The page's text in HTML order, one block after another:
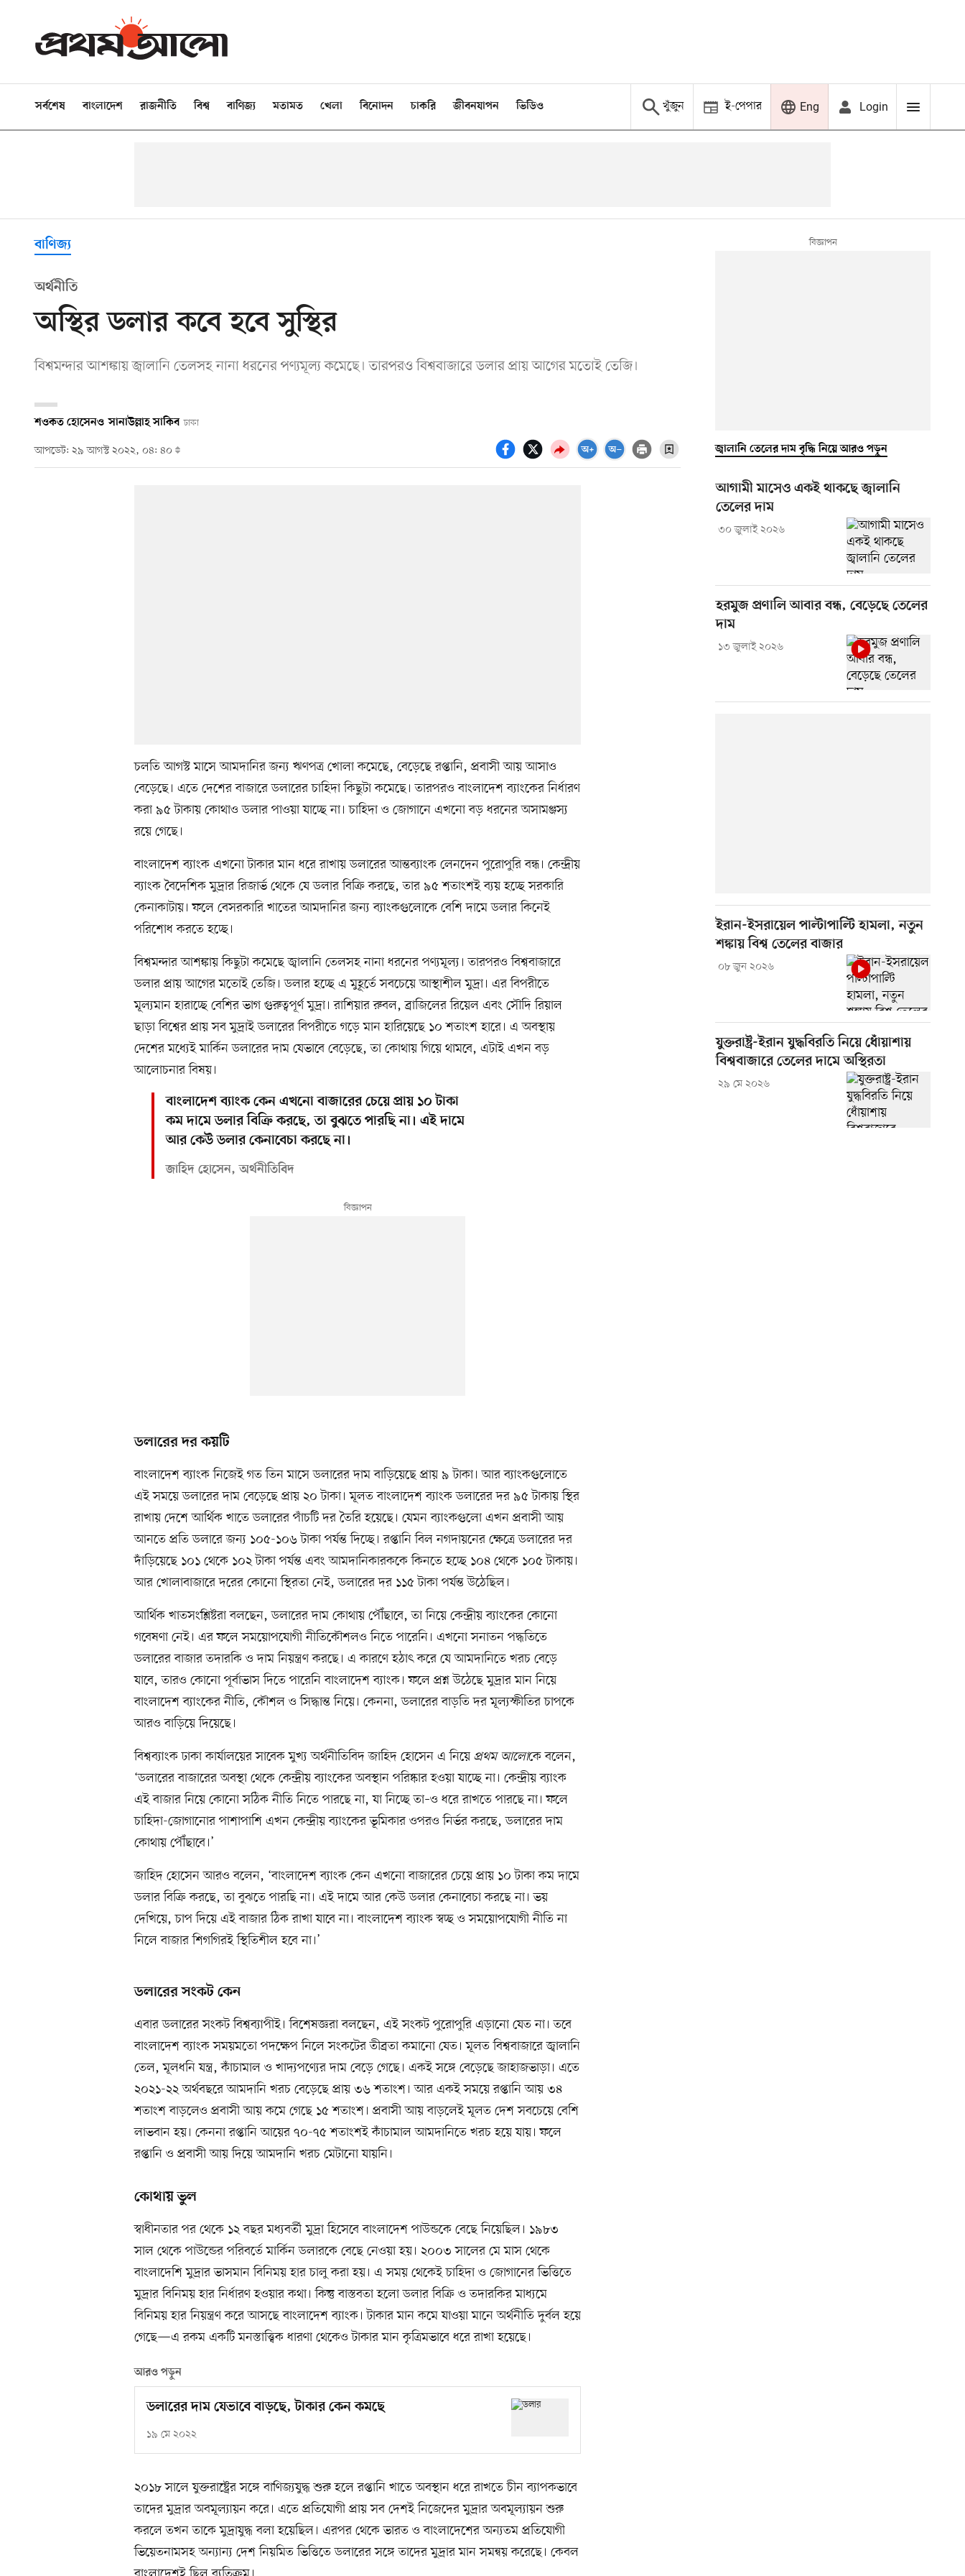
সর্বশেষ বাংলাদেশ রাজনীতি বিশ্ব বাণিজ্য মতামত খেলা বিনোদন চাকরি জীবনযাপন ভিডিও খুঁজুন ই-পেপার Eng Login
বাণিজ্য
অর্থনীতি
অস্থির ডলার কবে হবে সুস্থির
বিশ্বমন্দার আশঙ্কায় জ্বালানি তেলসহ নানা ধরনের পণ্যমূল্য কমেছে। তারপরও বিশ্ববাজারে ডলার প্রায় আগের মতোই তেজি।
শওকত হোসেনও সানাউল্লাহ সাকিব ঢাকা
আপডেট: ২৯ আগস্ট ২০২২, ০৪: ৪০
চলতি আগস্ট মাসে আমদানির জন্য ঋণপত্র খোলা কমেছে, বেড়েছে রপ্তানি, প্রবাসী আয় আসাও
বেড়েছে। এতে দেশের বাজারে ডলারের চাহিদা কিছুটা কমেছে। তারপরও বাংলাদেশ ব্যাংকের নির্ধারণ
করা ৯৫ টাকায় কোথাও ডলার পাওয়া যাচ্ছে না। চাহিদা ও জোগানে এখনো বড় ধরনের অসামঞ্জস্য
রয়ে গেছে।
বাংলাদেশ ব্যাংক এখনো টাকার মান ধরে রাখায় ডলারের আন্তব্যাংক লেনদেন পুরোপুরি বন্ধ। কেন্দ্রীয়
ব্যাংক বৈদেশিক মুদ্রার রিজার্ভ থেকে যে ডলার বিক্রি করছে, তার ৯৫ শতাংশই ব্যয় হচ্ছে সরকারি
কেনাকাটায়। ফলে বেসরকারি খাতের আমদানির জন্য ব্যাংকগুলোকে বেশি দামে ডলার কিনেই
পরিশোধ করতে হচ্ছে।
বিশ্বমন্দার আশঙ্কায় কিছুটা কমেছে জ্বালানি তেলসহ নানা ধরনের পণ্যমূল্য। তারপরও বিশ্ববাজারে
ডলার প্রায় আগের মতোই তেজি। ডলার হচ্ছে এ মুহূর্তে সবচেয়ে আস্থাশীল মুদ্রা। এর বিপরীতে
মূল্যমান হারাচ্ছে বেশির ভাগ গুরুত্বপূর্ণ মুদ্রা। রাশিয়ার রুবল, ব্রাজিলের রিয়েল এবং সৌদি রিয়াল
ছাড়া বিশ্বের প্রায় সব মুদ্রাই ডলারের বিপরীতে গড়ে মান হারিয়েছে ১০ শতাংশ হারে। এ অবস্থায়
দেশের মধ্যেই মার্কিন ডলারের দাম যেভাবে বেড়েছে, তা কোথায় গিয়ে থামবে, এটাই এখন বড়
আলোচনার বিষয়।
বাংলাদেশ ব্যাংক কেন এখনো বাজারের চেয়ে প্রায় ১০ টাকা
কম দামে ডলার বিক্রি করছে, তা বুঝতে পারছি না। এই দামে
আর কেউ ডলার কেনাবেচা করছে না।
জাহিদ হোসেন, অর্থনীতিবিদ
ডলারের দর কয়টি
বাংলাদেশ ব্যাংক নিজেই গত তিন মাসে ডলারের দাম বাড়িয়েছে প্রায় ৯ টাকা। আর ব্যাংকগুলোতে
এই সময়ে ডলারের দাম বেড়েছে প্রায় ২০ টাকা। মূলত বাংলাদেশ ব্যাংক ডলারের দর ৯৫ টাকায় স্থির
রাখায় দেশে আর্থিক খাতে ডলারের পাঁচটি দর তৈরি হয়েছে। যেমন ব্যাংকগুলো এখন প্রবাসী আয়
আনতে প্রতি ডলারে জন্য ১০৫-১০৬ টাকা পর্যন্ত দিচ্ছে। রপ্তানি বিল নগদায়নের ক্ষেত্রে ডলারের দর
দাঁড়িয়েছে ১০১ থেকে ১০২ টাকা পর্যন্ত এবং আমদানিকারককে কিনতে হচ্ছে ১০৪ থেকে ১০৫ টাকায়।
আর খোলাবাজারে দরের কোনো স্থিরতা নেই, ডলারের দর ১১৫ টাকা পর্যন্ত উঠেছিল।
আর্থিক খাতসংশ্লিষ্টরা বলছেন, ডলারের দাম কোথায় পৌঁছাবে, তা নিয়ে কেন্দ্রীয় ব্যাংকের কোনো
গবেষণা নেই। এর ফলে সময়োপযোগী নীতিকৌশলও নিতে পারেনি। এখনো সনাতন পদ্ধতিতে
ডলারের বাজার তদারকি ও দাম নিয়ন্ত্রণ করছে। এ কারণে হঠাৎ করে যে আমদানিতে খরচ বেড়ে
যাবে, তারও কোনো পূর্বাভাস দিতে পারেনি বাংলাদেশ ব্যাংক। ফলে প্রশ্ন উঠেছে মুদ্রার মান নিয়ে
বাংলাদেশ ব্যাংকের নীতি, কৌশল ও সিদ্ধান্ত নিয়ে। কেননা, ডলারের বাড়তি দর মূল্যস্ফীতির চাপকে
আরও বাড়িয়ে দিয়েছে।
বিশ্বব্যাংক ঢাকা কার্যালয়ের সাবেক মুখ্য অর্থনীতিবিদ জাহিদ হোসেন এ নিয়ে প্রথম আলোকে বলেন,
‘ডলারের বাজারের অবস্থা থেকে কেন্দ্রীয় ব্যাংকের অবস্থান পরিষ্কার হওয়া যাচ্ছে না। কেন্দ্রীয় ব্যাংক
এই বাজার নিয়ে কোনো সঠিক নীতি নিতে পারছে না, যা নিচ্ছে তা–ও ধরে রাখতে পারছে না। ফলে
চাহিদা-জোগানোর পাশাপাশি এখন কেন্দ্রীয় ব্যাংকের ভূমিকার ওপরও নির্ভর করছে, ডলারের দাম
কোথায় পৌঁছাবে।’
জাহিদ হোসেন আরও বলেন, ‘বাংলাদেশ ব্যাংক কেন এখনো বাজারের চেয়ে প্রায় ১০ টাকা কম দামে
ডলার বিক্রি করছে, তা বুঝতে পারছি না। এই দামে আর কেউ ডলার কেনাবেচা করছে না। ভয়
দেখিয়ে, চাপ দিয়ে এই বাজার ঠিক রাখা যাবে না। বাংলাদেশ ব্যাংক স্বচ্ছ ও সময়োপযোগী নীতি না
নিলে বাজার শিগগিরই স্থিতিশীল হবে না।’
ডলারের সংকট কেন
এবার ডলারের সংকট বিশ্বব্যাপীই। বিশেষজ্ঞরা বলছেন, এই সংকট পুরোপুরি এড়ানো যেত না। তবে
বাংলাদেশ ব্যাংক সময়মতো পদক্ষেপ নিলে সংকটের তীব্রতা কমানো যেত। মূলত বিশ্ববাজারে জ্বালানি
তেল, মূলধনি যন্ত্র, কাঁচামাল ও খাদ্যপণ্যের দাম বেড়ে গেছে। একই সঙ্গে বেড়েছে জাহাজভাড়া। এতে
২০২১-২২ অর্থবছরে আমদানি খরচ বেড়েছে প্রায় ৩৬ শতাংশ। আর একই সময়ে রপ্তানি আয় ৩৪
শতাংশ বাড়লেও প্রবাসী আয় কমে গেছে ১৫ শতাংশ। প্রবাসী আয় বাড়লেই মূলত দেশ সবচেয়ে বেশি
লাভবান হয়। কেননা রপ্তানি আয়ের ৭০-৭৫ শতাংশই কাঁচামাল আমদানিতে খরচ হয়ে যায়। ফলে
রপ্তানি ও প্রবাসী আয় দিয়ে আমদানি খরচ মেটানো যায়নি।
কোথায় ভুল
স্বাধীনতার পর থেকে ১২ বছর মধ্যবর্তী মুদ্রা হিসেবে বাংলাদেশ পাউন্ডকে বেছে নিয়েছিল। ১৯৮৩
সাল থেকে পাউন্ডের পরিবর্তে মার্কিন ডলারকে বেছে নেওয়া হয়। ২০০৩ সালের মে মাস থেকে
বাংলাদেশি মুদ্রার ভাসমান বিনিময় হার চালু করা হয়। এ সময় থেকেই চাহিদা ও জোগানের ভিত্তিতে
মুদ্রার বিনিময় হার নির্ধারণ হওয়ার কথা। কিন্তু বাস্তবতা হলো ডলার বিক্রি ও তদারকির মাধ্যমে
বিনিময় হার নিয়ন্ত্রণ করে আসছে বাংলাদেশ ব্যাংক। টাকার মান কমে যাওয়া মানে অর্থনীতি দুর্বল হয়ে
গেছে—এ রকম একটি মনস্তাত্ত্বিক ধারণা থেকেও টাকার মান কৃত্রিমভাবে ধরে রাখা হয়েছে।
আরও পড়ুন
ডলারের দাম যেভাবে বাড়ছে, টাকার কেন কমছে
১৯ মে ২০২২
২০১৮ সালে যুক্তরাষ্ট্রের সঙ্গে বাণিজ্যযুদ্ধ শুরু হলে রপ্তানি খাতে অবস্থান ধরে রাখতে চীন ব্যাপকভাবে
তাদের মুদ্রার অবমূল্যায়ন করে। এতে প্রতিযোগী প্রায় সব দেশই নিজেদের মুদ্রার অবমূল্যায়ন শুরু
করলে তখন তাকে মুদ্রাযুদ্ধ বলা হয়েছিল। এরপর থেকে ভারত ও বাংলাদেশের অন্যতম প্রতিযোগী
ভিয়েতনামসহ অন্যান্য দেশ নিয়মিত ভিত্তিতে ডলারের সঙ্গে তাদের মুদ্রার মান সমন্বয় করেছে। কেবল
জ্বালানি তেলের দাম বৃদ্ধি নিয়ে আরও পড়ুন
আগামী মাসেও একই থাকছে জ্বালানি
তেলের দাম
৩০ জুলাই ২০২৬
হরমুজ প্রণালি আবার বন্ধ, বেড়েছে তেলের
দাম
১৩ জুলাই ২০২৬
ইরান-ইসরায়েল পাল্টাপাল্টি হামলা, নতুন
শঙ্কায় বিশ্ব তেলের বাজার
০৮ জুন ২০২৬
যুক্তরাষ্ট্র-ইরান যুদ্ধবিরতি নিয়ে ধোঁয়াশায়
বিশ্ববাজারে তেলের দামে অস্থিরতা
২৯ মে ২০২৬